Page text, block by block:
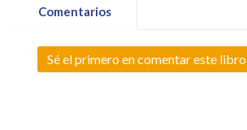
Comentarios
Sé el primero en comentar este libro